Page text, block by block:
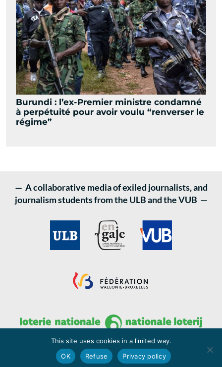
Burundi : l’ex-Premier ministre condamné
à perpétuité pour avoir voulu “renverser le
régime”
— A collaborative media of exiled journalists, and
journalism students from the ULB and the VUB —
LATITUDES - medialatitudes.be © 2022
This site uses cookies in a limited way.
OK
Refuse Privacy policy